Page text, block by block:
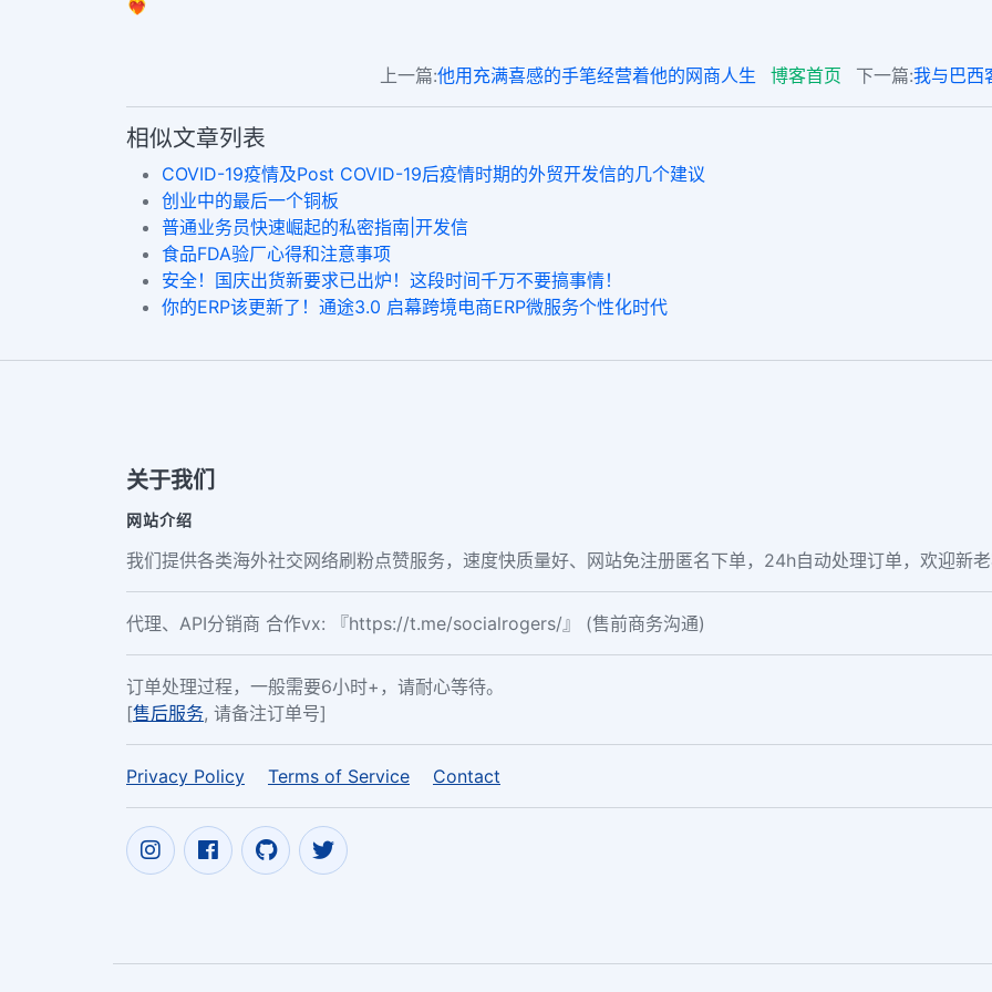
❤️‍🔥
上一篇:他用充满喜感的手笔经营着他的网商人生 博客首页 下一篇:我与巴西
相似文章列表
COVID-19疫情及Post COVID-19后疫情时期的外贸开发信的几个建议
创业中的最后一个铜板
普通业务员快速崛起的私密指南|开发信
食品FDA验厂心得和注意事项
安全！国庆出货新要求已出炉！这段时间千万不要搞事情！
你的ERP该更新了！通途3.0 启幕跨境电商ERP微服务个性化时代
关于我们
网站介绍
我们提供各类海外社交网络刷粉点赞服务，速度快质量好、网站免注册匿名下单，24h自动处理订单，欢迎新老
代理、API分销商 合作vx: 『https://t.me/socialrogers/』 (售前商务沟通)
订单处理过程，一般需要6小时+，请耐心等待。
[售后服务, 请备注订单号]
Privacy Policy Terms of Service Contact